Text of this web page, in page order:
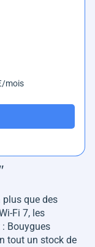
mois
plus que des
Fi 7, les
: Bouygues
tout un stock de